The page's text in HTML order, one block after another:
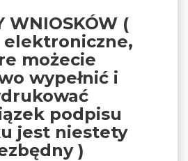
WNIOSKÓW (
możecie
wypełnić i
podpisu
jest niestety
)